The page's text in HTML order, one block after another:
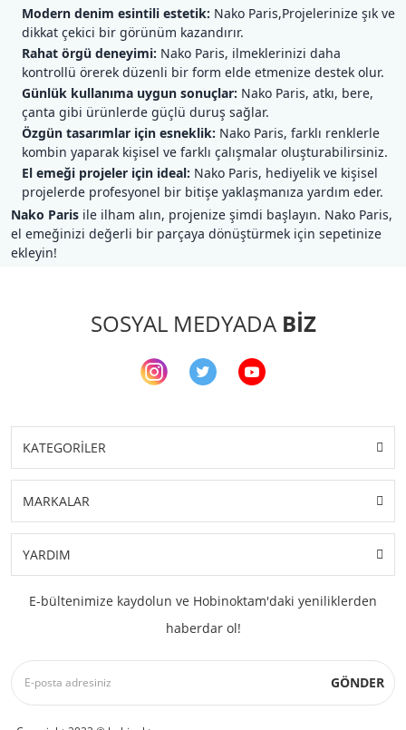
Modern denim esintili estetik: Nako Paris,Projelerinize şık ve
dikkat çekici bir görünüm kazandırır.
Rahat örgü deneyimi: Nako Paris, ilmeklerinizi daha
kontrollü örerek düzenli bir form elde etmenize destek olur.
Günlük kullanıma uygun sonuçlar: Nako Paris, atkı, bere,
çanta gibi ürünlerde güçlü duruş sağlar.
Özgün tasarımlar için esneklik: Nako Paris, farklı renklerle
kombin yaparak kişisel ve farklı çalışmalar oluşturabilirsiniz.
El emeği projeler için ideal: Nako Paris, hediyelik ve kişisel
projelerde profesyonel bir bitişe yaklaşmanıza yardım eder.
Nako Paris ile ilham alın, projenize şimdi başlayın. Nako Paris,
el emeğinizi değerli bir parçaya dönüştürmek için sepetinize
ekleyin!
SOSYAL MEDYADA BİZ
KATEGORİLER
MARKALAR
YARDIM
E-bültenimize kaydolun ve Hobinoktam'daki yeniliklerden
haberdar ol!
GÖNDER